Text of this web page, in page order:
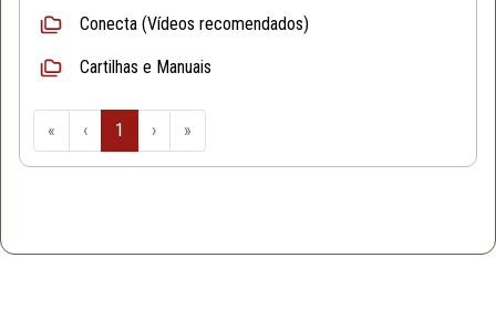
Conecta (Vídeos recomendados)
Cartilhas e Manuais
« ‹ 1 › »